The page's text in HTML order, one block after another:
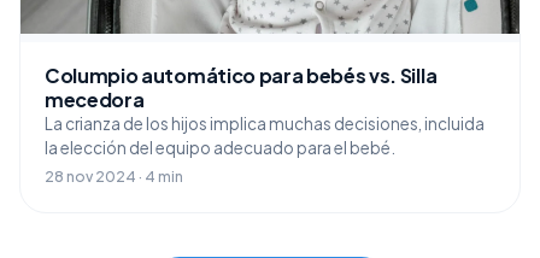
Columpio automático para bebés vs. Silla
mecedora
La crianza de los hijos implica muchas decisiones, incluida
la elección del equipo adecuado para el bebé.
28 nov 2024 · 4 min